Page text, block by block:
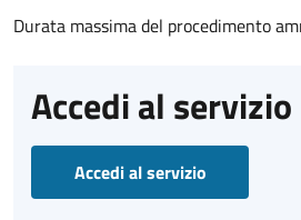
Durata massima del procedimento
Accedi al servizio
Accedi al servizio